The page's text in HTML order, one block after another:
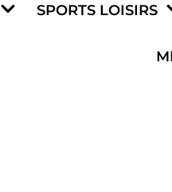
SPORTS LOISIRS